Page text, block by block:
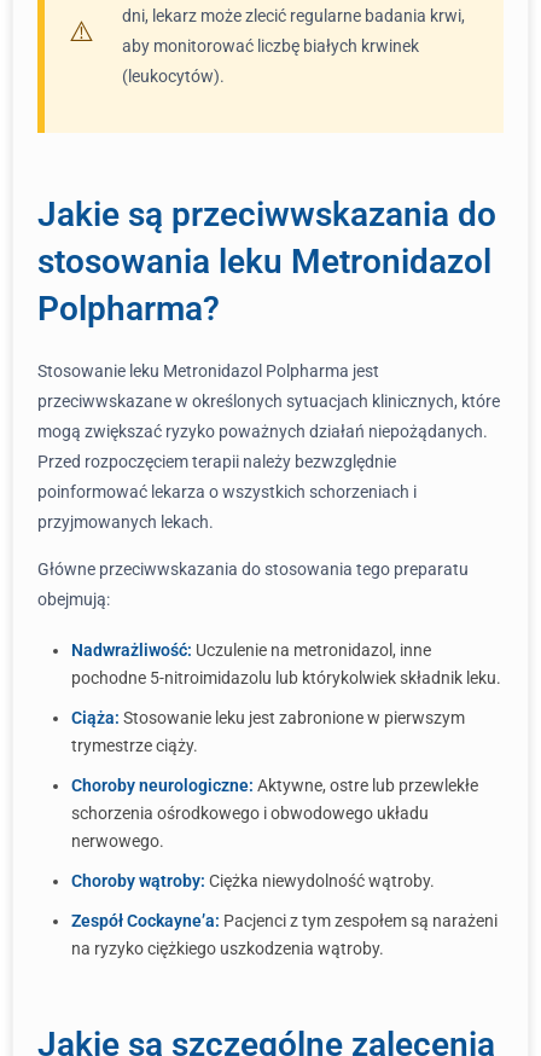
dni, lekarz może zlecić regularne badania krwi,
aby monitorować liczbę białych krwinek
(leukocytów).
Jakie są przeciwwskazania do
stosowania leku Metronidazol
Polpharma?
Stosowanie leku Metronidazol Polpharma jest
przeciwwskazane w określonych sytuacjach klinicznych, które
mogą zwiększać ryzyko poważnych działań niepożądanych.
Przed rozpoczęciem terapii należy bezwzględnie
poinformować lekarza o wszystkich schorzeniach i
przyjmowanych lekach.
Główne przeciwwskazania do stosowania tego preparatu
obejmują:
Nadwrażliwość: Uczulenie na metronidazol, inne
pochodne 5-nitroimidazolu lub którykolwiek składnik leku.
Ciąża: Stosowanie leku jest zabronione w pierwszym
trymestrze ciąży.
Choroby neurologiczne: Aktywne, ostre lub przewlekłe
schorzenia ośrodkowego i obwodowego układu
nerwowego.
Choroby wątroby: Ciężka niewydolność wątroby.
Zespół Cockayne’a: Pacjenci z tym zespołem są narażeni
na ryzyko ciężkiego uszkodzenia wątroby.
Jakie są szczególne zalecenia